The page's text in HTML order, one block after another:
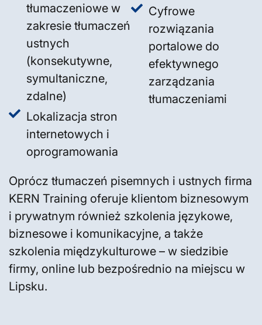
tłumaczeniowe w
zakresie tłumaczeń
ustnych
(konsekutywne,
symultaniczne,
zdalne)
Lokalizacja stron
internetowych i
oprogramowania
Cyfrowe
rozwiązania
portalowe do
efektywnego
zarządzania
tłumaczeniami
Oprócz tłumaczeń pisemnych i ustnych firma
KERN Training oferuje klientom biznesowym
i prywatnym również szkolenia językowe,
biznesowe i komunikacyjne, a także
szkolenia międzykulturowe – w siedzibie
firmy, online lub bezpośrednio na miejscu w
Lipsku.